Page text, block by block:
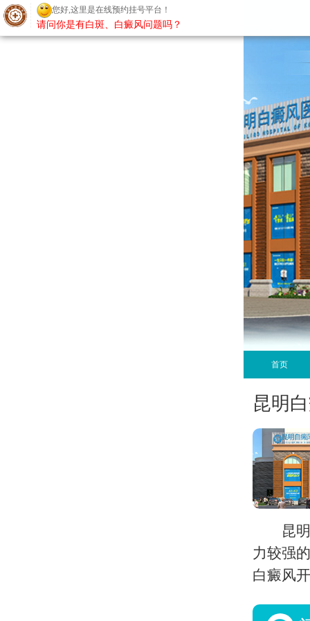
首页
昆明
昆
力较强
白癜风
您好,这里是在线预约挂号平台！
请问你是有白斑、白癜风问题吗？